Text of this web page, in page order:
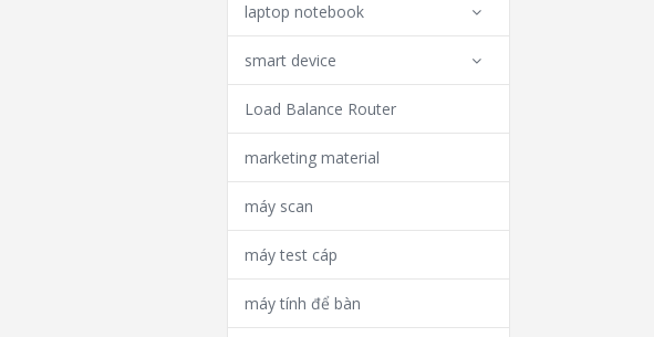
laptop notebook
smart device
Load Balance Router
marketing material
máy scan
máy test cáp
máy tính để bàn